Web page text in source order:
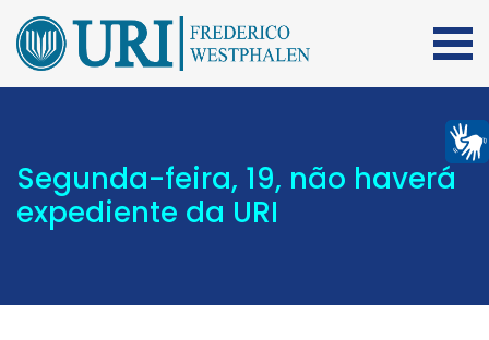
Segunda-feira, 19, não haverá
expediente da URI